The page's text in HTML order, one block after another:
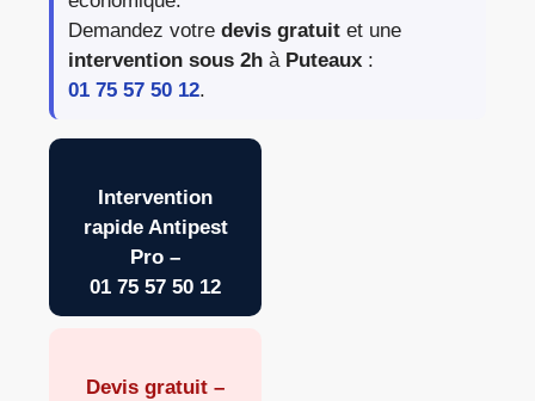
Demandez votre devis gratuit et une
intervention sous 2h à Puteaux :
01 75 57 50 12.
Intervention
rapide Antipest
Pro –
01 75 57 50 12
Devis gratuit –